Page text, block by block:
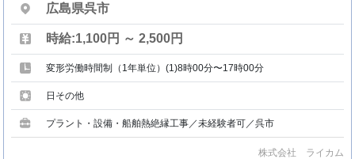
広島県呉市
時給:1,100円 ～ 2,500円
変形労働時間制（1年単位）(1)8時00分〜17時00分
日その他
プラント・設備・船舶熱絶縁工事／未経験者可／呉市
株式会社 ライカム